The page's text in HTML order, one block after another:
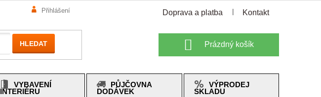
Doprava a platba Kontakt
Přihlášení
HLEDAT
Nákupní
košík
Prázdný košík
VYBAVENÍ
INTERIÉRU
PŮJČOVNA
DODÁVEK
VÝPRODEJ
SKLADU